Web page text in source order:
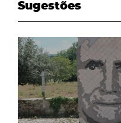
Sugestões
page